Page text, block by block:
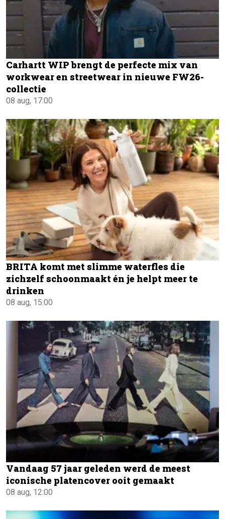
Carhartt WIP brengt de perfecte mix van
workwear en streetwear in nieuwe FW26-
collectie
08 aug, 17:00
BRITA komt met slimme waterfles die
zichzelf schoonmaakt én je helpt meer te
drinken
08 aug, 15:00
Vandaag 57 jaar geleden werd de meest
iconische platencover ooit gemaakt
08 aug, 12:00